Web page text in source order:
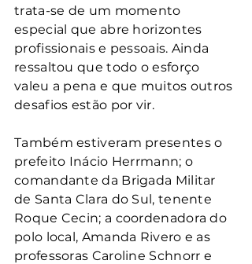
trata-se de um momento
especial que abre horizontes
profissionais e pessoais. Ainda
ressaltou que todo o esforço
valeu a pena e que muitos outros
desafios estão por vir.
Também estiveram presentes o
prefeito Inácio Herrmann; o
comandante da Brigada Militar
de Santa Clara do Sul, tenente
Roque Cecin; a coordenadora do
polo local, Amanda Rivero e as
professoras Caroline Schnorr e